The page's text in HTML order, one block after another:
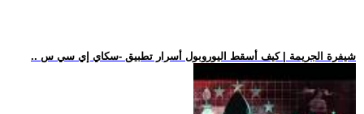
.. شيفرة الجريمة | كيف أسقط اليوروبول أسرار تطبيق -سكاي إي سي س